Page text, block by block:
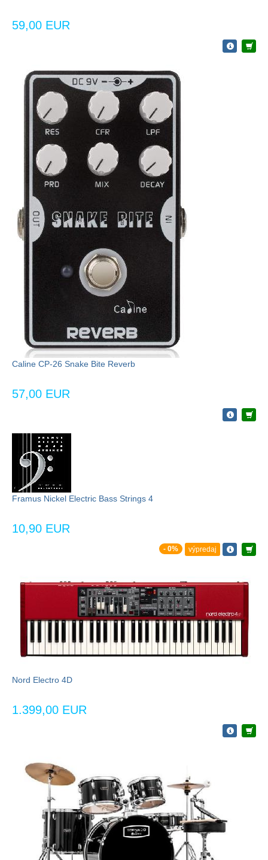
59,00 EUR
Caline CP-26 Snake Bite Reverb
57,00 EUR
Framus Nickel Electric Bass Strings 4
10,90 EUR
- 0% výpredaj
Nord Electro 4D
1.399,00 EUR